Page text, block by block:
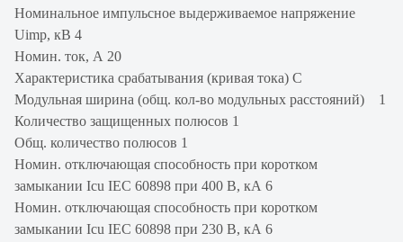
Номинальное импульсное выдерживаемое напряжение
Uimp, кВ 4
Номин. ток, А 20
Характеристика срабатывания (кривая тока) C
Модульная ширина (общ. кол-во модульных расстояний) 1
Количество защищенных полюсов 1
Общ. количество полюсов 1
Номин. отключающая способность при коротком
замыкании Icu IEC 60898 при 400 В, кА 6
Номин. отключающая способность при коротком
замыкании Icu IEC 60898 при 230 В, кА 6